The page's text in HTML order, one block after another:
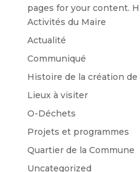
pages for your content.
Activités du Maire
Actualité
Communiqué
Histoire de la création de
Lieux à visiter
O-Déchets
Projets et programmes
Quartier de la Commune
Uncategorized